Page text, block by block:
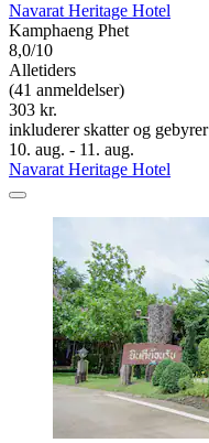
Navarat Heritage Hotel
Kamphaeng Phet
8,0/10
Alletiders
(41 anmeldelser)
303 kr.
inkluderer skatter og gebyrer
10. aug. - 11. aug.
Navarat Heritage Hotel